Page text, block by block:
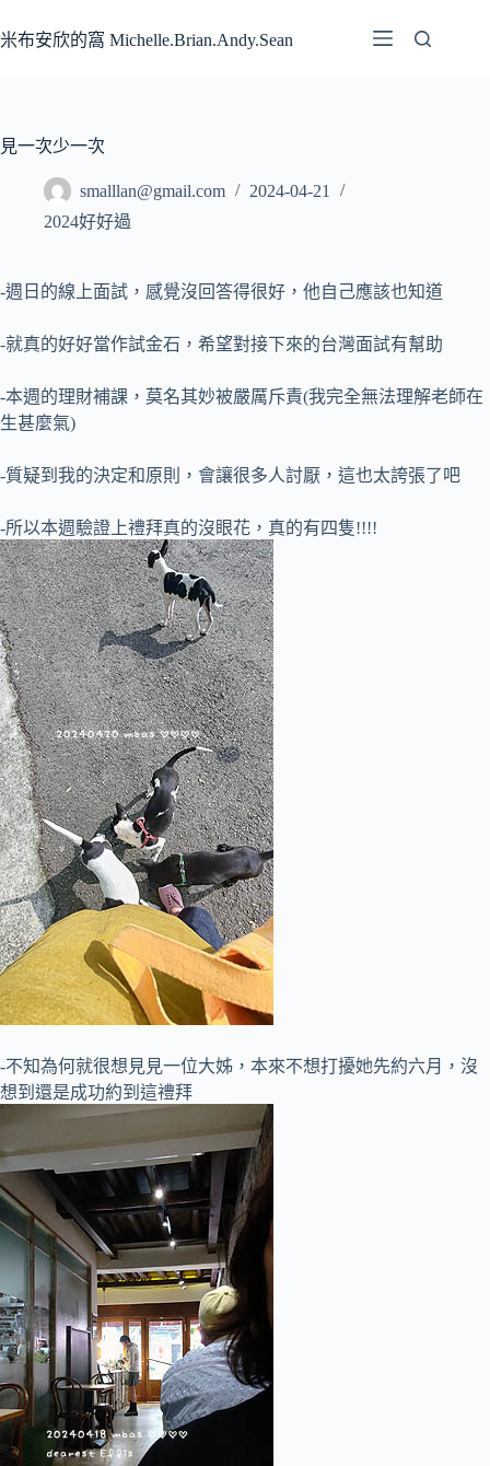
至
容
米布安欣的窩 Michelle.Brian.Andy.Sean
見一次少一次
smalllan@gmail.com
2024-04-21
2024好好過
-週日的線上面試，感覺沒回答得很好，他自己應該也知道
-就真的好好當作試金石，希望對接下來的台灣面試有幫助
-本週的理財補課，莫名其妙被嚴厲斥責(我完全無法理解老師在
生甚麼氣)
-質疑到我的決定和原則，會讓很多人討厭，這也太誇張了吧
-所以本週驗證上禮拜真的沒眼花，真的有四隻!!!!
-不知為何就很想見見一位大姊，本來不想打擾她先約六月，沒
想到還是成功約到這禮拜